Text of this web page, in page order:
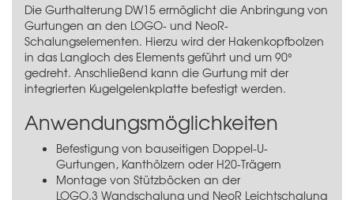
Die Gurthalterung DW15 ermöglicht die Anbringung von
Gurtungen an den LOGO- und NeoR-
Schalungselementen. Hierzu wird der Hakenkopfbolzen
in das Langloch des Elements geführt und um 90°
gedreht. Anschließend kann die Gurtung mit der
integrierten Kugelgelenkplatte befestigt werden.
Anwendungsmöglichkeiten
Befestigung von bauseitigen Doppel-U-
Gurtungen, Kanthölzern oder H20-Trägern
Montage von Stützböcken an der
LOGO.3 Wandschalung und NeoR Leichtschalung